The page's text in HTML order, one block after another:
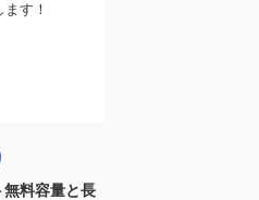
す！
料容量と長